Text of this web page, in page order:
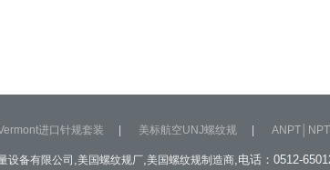
设备有限公司 ,美国螺纹规厂,美国螺纹规制造商,电话：0512-
进口针规套装 美标航空UNJ螺纹规